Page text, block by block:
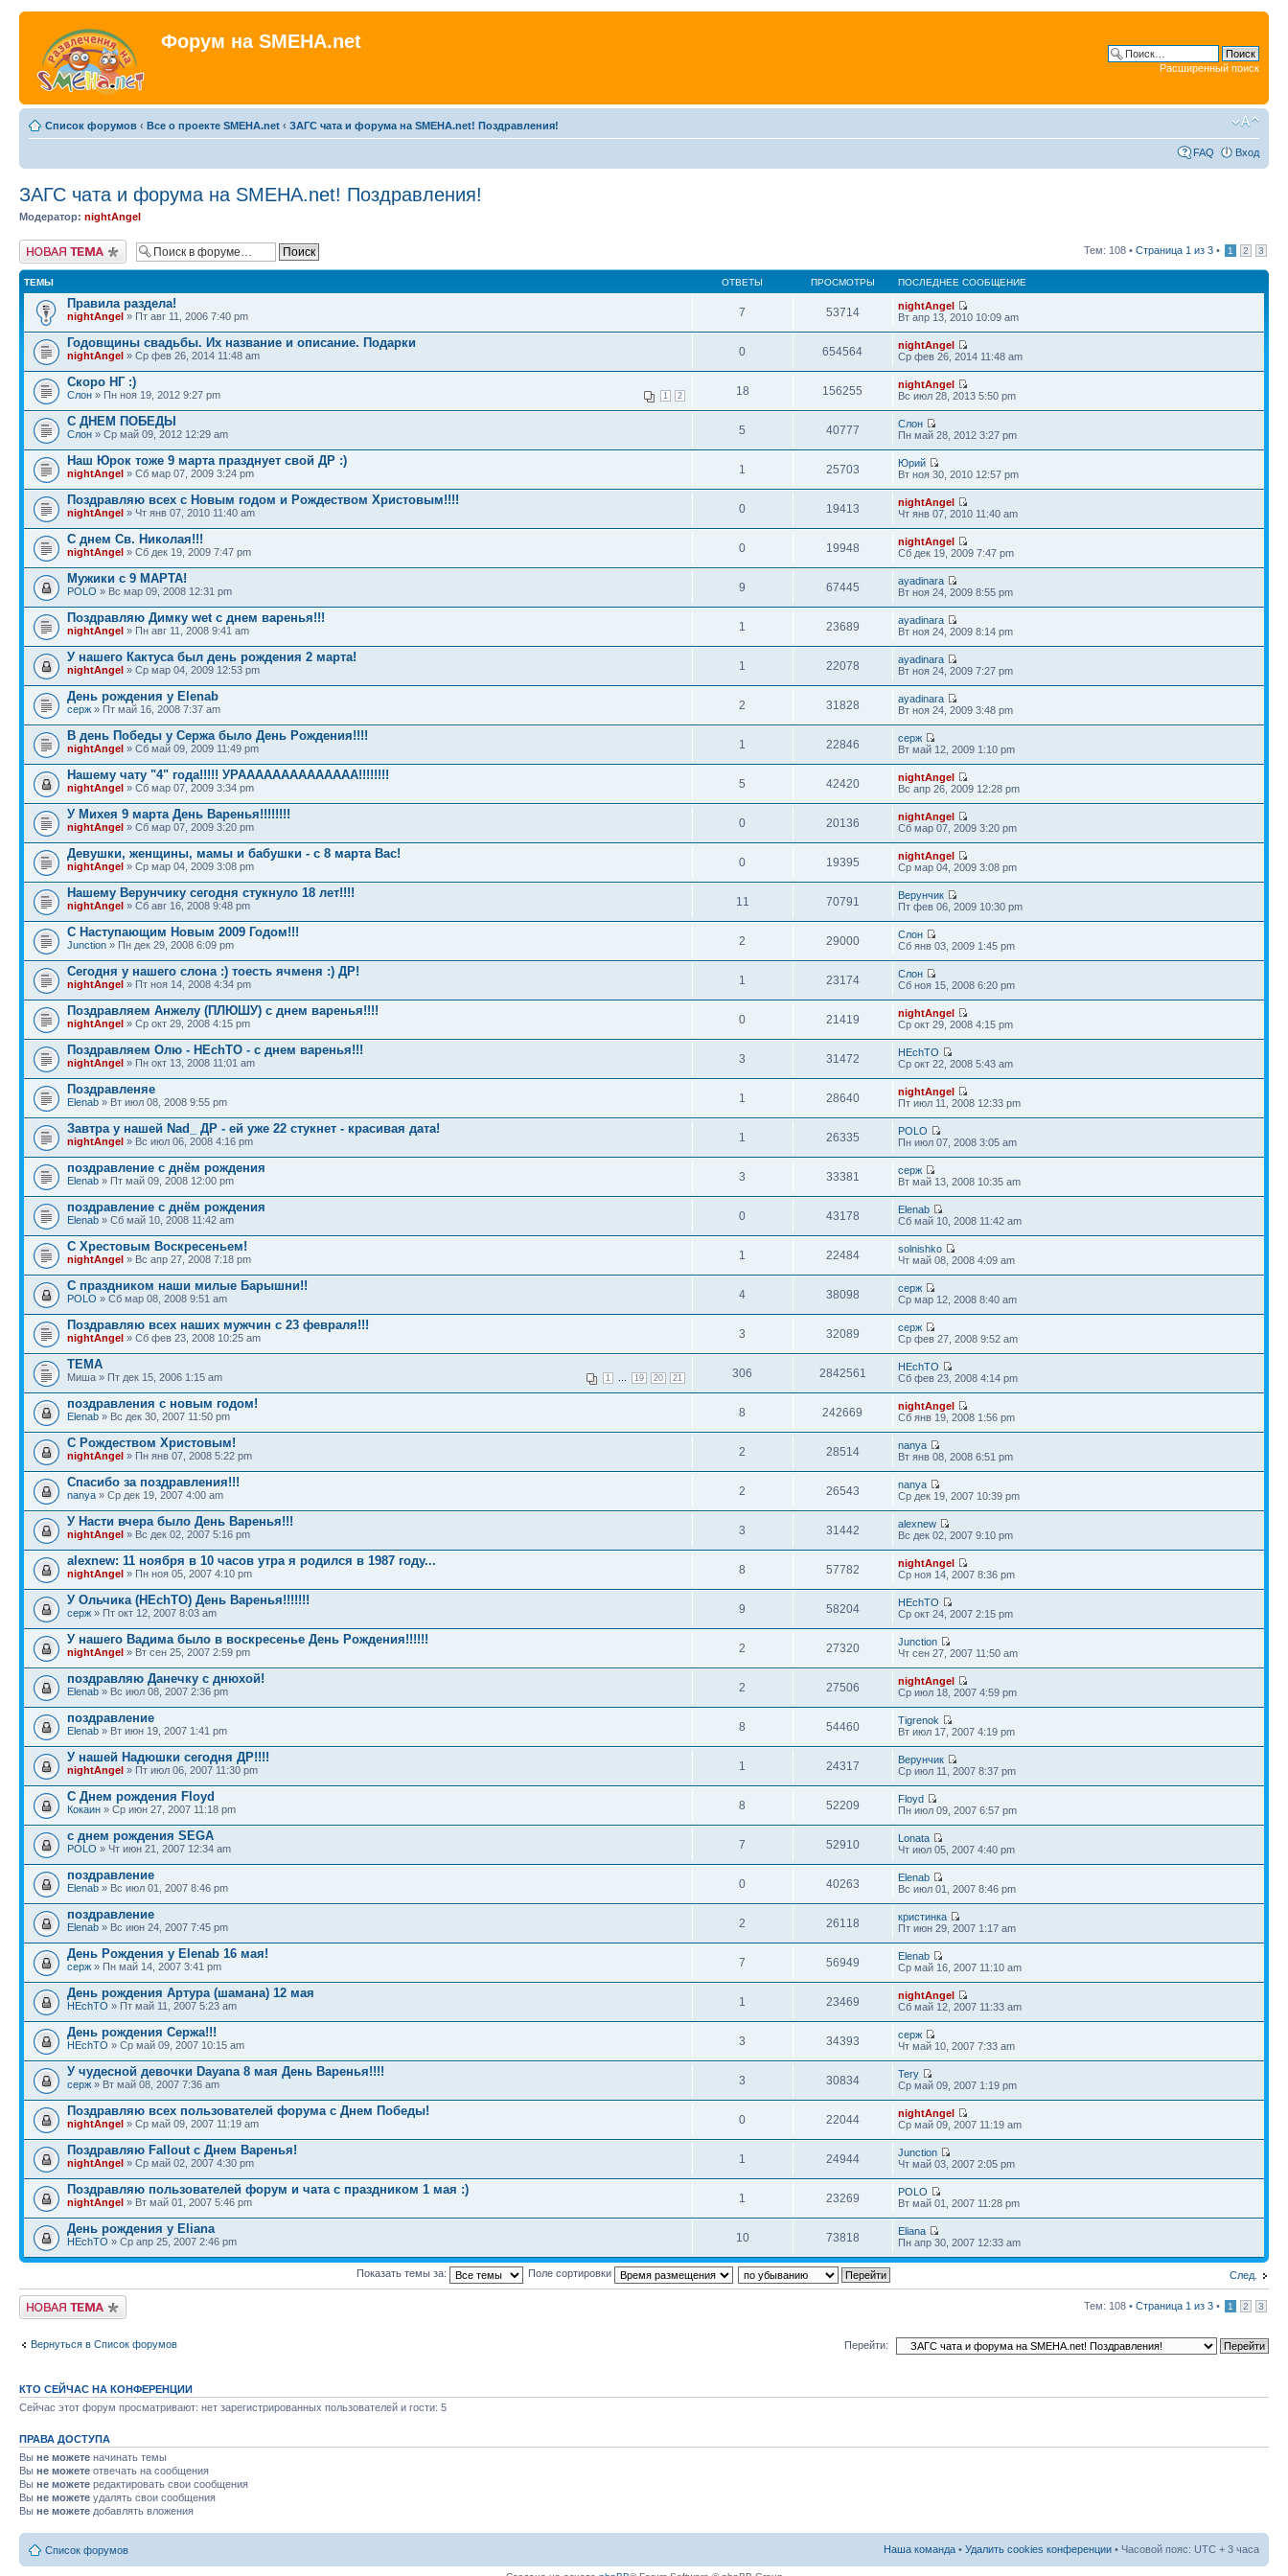
Форум на SMEHA.net
Расширенный поиск
Список форумов ‹ Все о проекте SMEHA.net ‹ ЗАГС чата и форума на SMEHA.net! Поздравления!
FAQ Вход
ЗАГС чата и форума на SMEHA.net! Поздравления!
Модератор: nightAngel
Новая тема Тем: 108 • Страница 1 из 3 • 1 2 3
ТЕМЫ ОТВЕТЫ ПРОСМОТРЫ ПОСЛЕДНЕЕ СООБЩЕНИЕ
Правила раздела!
nightAngel » Пт авг 11, 2006 7:40 pm 7 53714
nightAngel
Вт апр 13, 2010 10:09 am
Годовщины свадьбы. Их название и описание. Подарки
nightAngel » Ср фев 26, 2014 11:48 am 0 654564
nightAngel
Ср фев 26, 2014 11:48 am
Скоро НГ :)
1 2
Слон » Пн ноя 19, 2012 9:27 pm 18 156255
nightAngel
Вс июл 28, 2013 5:50 pm
С ДНЕМ ПОБЕДЫ
Слон » Ср май 09, 2012 12:29 am 5 40777
Слон
Пн май 28, 2012 3:27 pm
Наш Юрок тоже 9 марта празднует свой ДР :)
nightAngel » Сб мар 07, 2009 3:24 pm 1 25703
Юрий
Вт ноя 30, 2010 12:57 pm
Поздравляю всех с Новым годом и Рождеством Христовым!!!!
nightAngel » Чт янв 07, 2010 11:40 am 0 19413
nightAngel
Чт янв 07, 2010 11:40 am
С днем Св. Николая!!!
nightAngel » Сб дек 19, 2009 7:47 pm 0 19948
nightAngel
Сб дек 19, 2009 7:47 pm
Мужики с 9 МАРТА!
POLO » Вс мар 09, 2008 12:31 pm 9 67445
ayadinara
Вт ноя 24, 2009 8:55 pm
Поздравляю Димку wet с днем варенья!!!
nightAngel » Пн авг 11, 2008 9:41 am 1 23689
ayadinara
Вт ноя 24, 2009 8:14 pm
У нашего Кактуса был день рождения 2 марта!
nightAngel » Ср мар 04, 2009 12:53 pm 1 22078
ayadinara
Вт ноя 24, 2009 7:27 pm
День рождения у Elenab
серж » Пт май 16, 2008 7:37 am 2 31828
ayadinara
Вт ноя 24, 2009 3:48 pm
В день Победы у Сержа было День Рождения!!!!
nightAngel » Сб май 09, 2009 11:49 pm 1 22846
серж
Вт май 12, 2009 1:10 pm
Нашему чату "4" года!!!!! УРАААААААААААААА!!!!!!!!
nightAngel » Сб мар 07, 2009 3:34 pm 5 42420
nightAngel
Вс апр 26, 2009 12:28 pm
У Михея 9 марта День Варенья!!!!!!!!
nightAngel » Сб мар 07, 2009 3:20 pm 0 20136
nightAngel
Сб мар 07, 2009 3:20 pm
Девушки, женщины, мамы и бабушки - с 8 марта Вас!
nightAngel » Ср мар 04, 2009 3:08 pm 0 19395
nightAngel
Ср мар 04, 2009 3:08 pm
Нашему Верунчику сегодня стукнуло 18 лет!!!!
nightAngel » Сб авг 16, 2008 9:48 pm 11 70791
Верунчик
Пт фев 06, 2009 10:30 pm
С Наступающим Новым 2009 Годом!!!
Junction » Пн дек 29, 2008 6:09 pm 2 29000
Слон
Сб янв 03, 2009 1:45 pm
Сегодня у нашего слона :) тоесть ячменя :) ДР!
nightAngel » Пт ноя 14, 2008 4:34 pm 1 23174
Слон
Сб ноя 15, 2008 6:20 pm
Поздравляем Анжелу (ПЛЮШУ) с днем варенья!!!!
nightAngel » Ср окт 29, 2008 4:15 pm 0 21419
nightAngel
Ср окт 29, 2008 4:15 pm
Поздравляем Олю - HEchTO - с днем варенья!!!
nightAngel » Пн окт 13, 2008 11:01 am 3 31472
HEchTO
Ср окт 22, 2008 5:43 am
Поздравленяе
Elenab » Вт июл 08, 2008 9:55 pm 1 28640
nightAngel
Пт июл 11, 2008 12:33 pm
Завтра у нашей Nad_ ДР - ей уже 22 стукнет - красивая дата!
nightAngel » Вс июл 06, 2008 4:16 pm 1 26335
POLO
Пн июл 07, 2008 3:05 am
поздравление с днём рождения
Elenab » Пт май 09, 2008 12:00 pm 3 33381
серж
Вт май 13, 2008 10:35 am
поздравление с днём рождения
Elenab » Сб май 10, 2008 11:42 am 0 43178
Elenab
Сб май 10, 2008 11:42 am
С Хрестовым Воскресеньем!
nightAngel » Вс апр 27, 2008 7:18 pm 1 22484
solnishko
Чт май 08, 2008 4:09 am
С праздником наши милые Барышни!!
POLO » Сб мар 08, 2008 9:51 am 4 38098
серж
Ср мар 12, 2008 8:40 am
Поздравляю всех наших мужчин с 23 февраля!!!
nightAngel » Сб фев 23, 2008 10:25 am 3 32089
серж
Ср фев 27, 2008 9:52 am
ТЕМА
1 19 20 21
Миша » Пт дек 15, 2006 1:15 am 306 2842561
HEchTO
Сб фев 23, 2008 4:14 pm
поздравления с новым годом!
Elenab » Вс дек 30, 2007 11:50 pm 8 242669
nightAngel
Сб янв 19, 2008 1:56 pm
С Рождеством Христовым!
nightAngel » Пн янв 07, 2008 5:22 pm 2 28514
nanya
Вт янв 08, 2008 6:51 pm
Спасибо за поздравления!!!
nanya » Ср дек 19, 2007 4:00 am 2 26543
nanya
Ср дек 19, 2007 10:39 pm
У Насти вчера было День Варенья!!!
nightAngel » Вс дек 02, 2007 5:16 pm 3 31442
alexnew
Вс дек 02, 2007 9:10 pm
alexnew: 11 ноября в 10 часов утра я родился в 1987 году...
nightAngel » Пн ноя 05, 2007 4:10 pm 8 57782
nightAngel
Ср ноя 14, 2007 8:36 pm
У Ольчика (HEchTO) День Варенья!!!!!!!
серж » Пт окт 12, 2007 8:03 am 9 58204
HEchTO
Ср окт 24, 2007 2:15 pm
У нашего Вадима было в воскресенье День Рождения!!!!!!
nightAngel » Вт сен 25, 2007 2:59 pm 2 27320
Junction
Чт сен 27, 2007 11:50 am
поздравляю Данечку с днюхой!
Elenab » Вс июл 08, 2007 2:36 pm 2 27506
nightAngel
Ср июл 18, 2007 4:59 pm
поздравление
Elenab » Вт июн 19, 2007 1:41 pm 8 54460
Tigrenok
Вт июл 17, 2007 4:19 pm
У нашей Надюшки сегодня ДР!!!!
nightAngel » Пт июл 06, 2007 11:30 pm 1 24317
Верунчик
Ср июл 11, 2007 8:37 pm
С Днем рождения Floyd
Кокаин » Ср июн 27, 2007 11:18 pm 8 52209
Floyd
Пн июл 09, 2007 6:57 pm
с днем рождения SEGA
POLO » Чт июн 21, 2007 12:34 am 7 52910
Lonata
Чт июл 05, 2007 4:40 pm
поздравление
Elenab » Вс июл 01, 2007 8:46 pm 0 40263
Elenab
Вс июл 01, 2007 8:46 pm
поздравление
Elenab » Вс июн 24, 2007 7:45 pm 2 26118
кристинка
Пт июн 29, 2007 1:17 am
День Рождения у Elenab 16 мая!
серж » Пн май 14, 2007 3:41 pm 7 56949
Elenab
Ср май 16, 2007 11:10 am
День рождения Артура (шамана) 12 мая
HEchTO » Пт май 11, 2007 5:23 am 1 23469
nightAngel
Сб май 12, 2007 11:33 am
День рождения Сержа!!!
HEchTO » Ср май 09, 2007 10:15 am 3 34393
серж
Чт май 10, 2007 7:33 am
У чудесной девочки Dayana 8 мая День Варенья!!!!
серж » Вт май 08, 2007 7:36 am 3 30834
Tery
Ср май 09, 2007 1:19 pm
Поздравляю всех пользователей форума с Днем Победы!
nightAngel » Ср май 09, 2007 11:19 am 0 22044
nightAngel
Ср май 09, 2007 11:19 am
Поздравляю Fallout с Днем Варенья!
nightAngel » Ср май 02, 2007 4:30 pm 1 24944
Junction
Чт май 03, 2007 2:05 pm
Поздравляю пользователей форум и чата с праздником 1 мая :)
nightAngel » Вт май 01, 2007 5:46 pm 1 23269
POLO
Вт май 01, 2007 11:28 pm
День рождения у Eliana
HEchTO » Ср апр 25, 2007 2:46 pm 10 73818
Eliana
Пн апр 30, 2007 12:33 am
След.
Показать темы за: Поле сортировки
Новая тема Тем: 108 • Страница 1 из 3 • 1 2 3
Вернуться в Список форумов Перейти:
КТО СЕЙЧАС НА КОНФЕРЕНЦИИ
Сейчас этот форум просматривают: нет зарегистрированных пользователей и гости: 5
ПРАВА ДОСТУПА
Вы не можете начинать темы
Вы не можете отвечать на сообщения
Вы не можете редактировать свои сообщения
Вы не можете удалять свои сообщения
Вы не можете добавлять вложения
Список форумов Наша команда • Удалить cookies конференции • Часовой пояс: UTC + 3 часа